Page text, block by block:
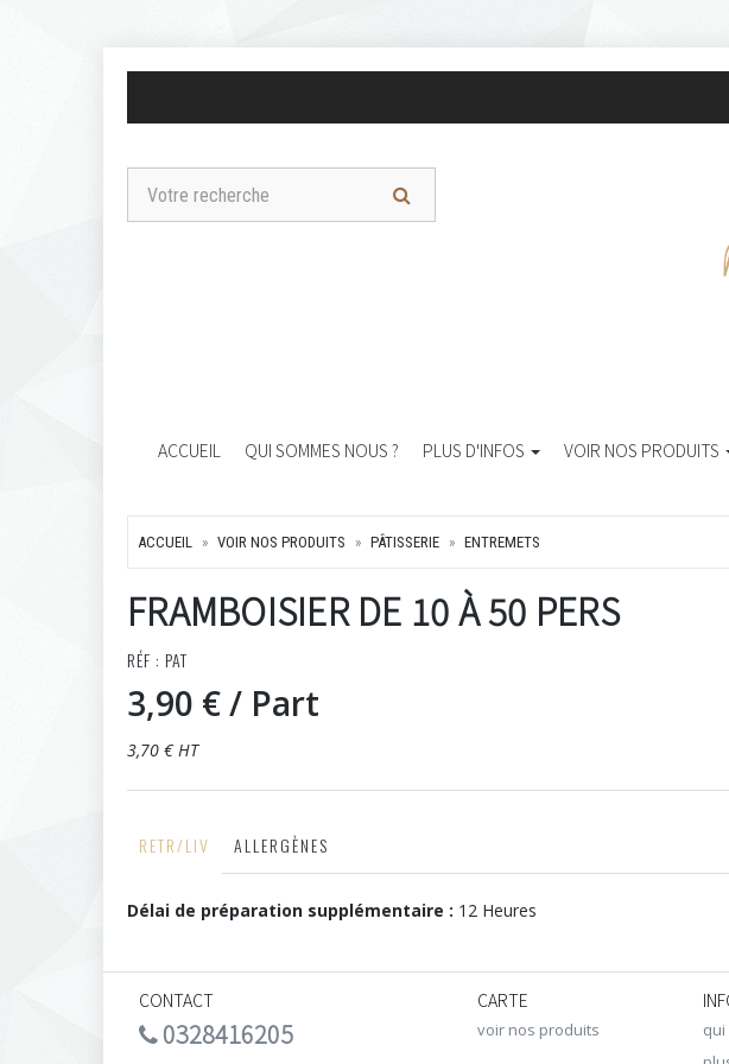
ACCUEIL QUI SOMMES NOUS ? PLUS D'INFOS VOIR NOS PRODUITS
ACCUEIL VOIR NOS PRODUITS PÂTISSERIE ENTREMETS
FRAMBOISIER DE 10 À 50 PERS
RÉF : PAT
3,90 €/ Part
3,70 € HT
RETR/LIV ALLERGÈNES
Délai de préparation supplémentaire : 12 Heures
CONTACT
0328416205
CARTE
voir nos produits
qui